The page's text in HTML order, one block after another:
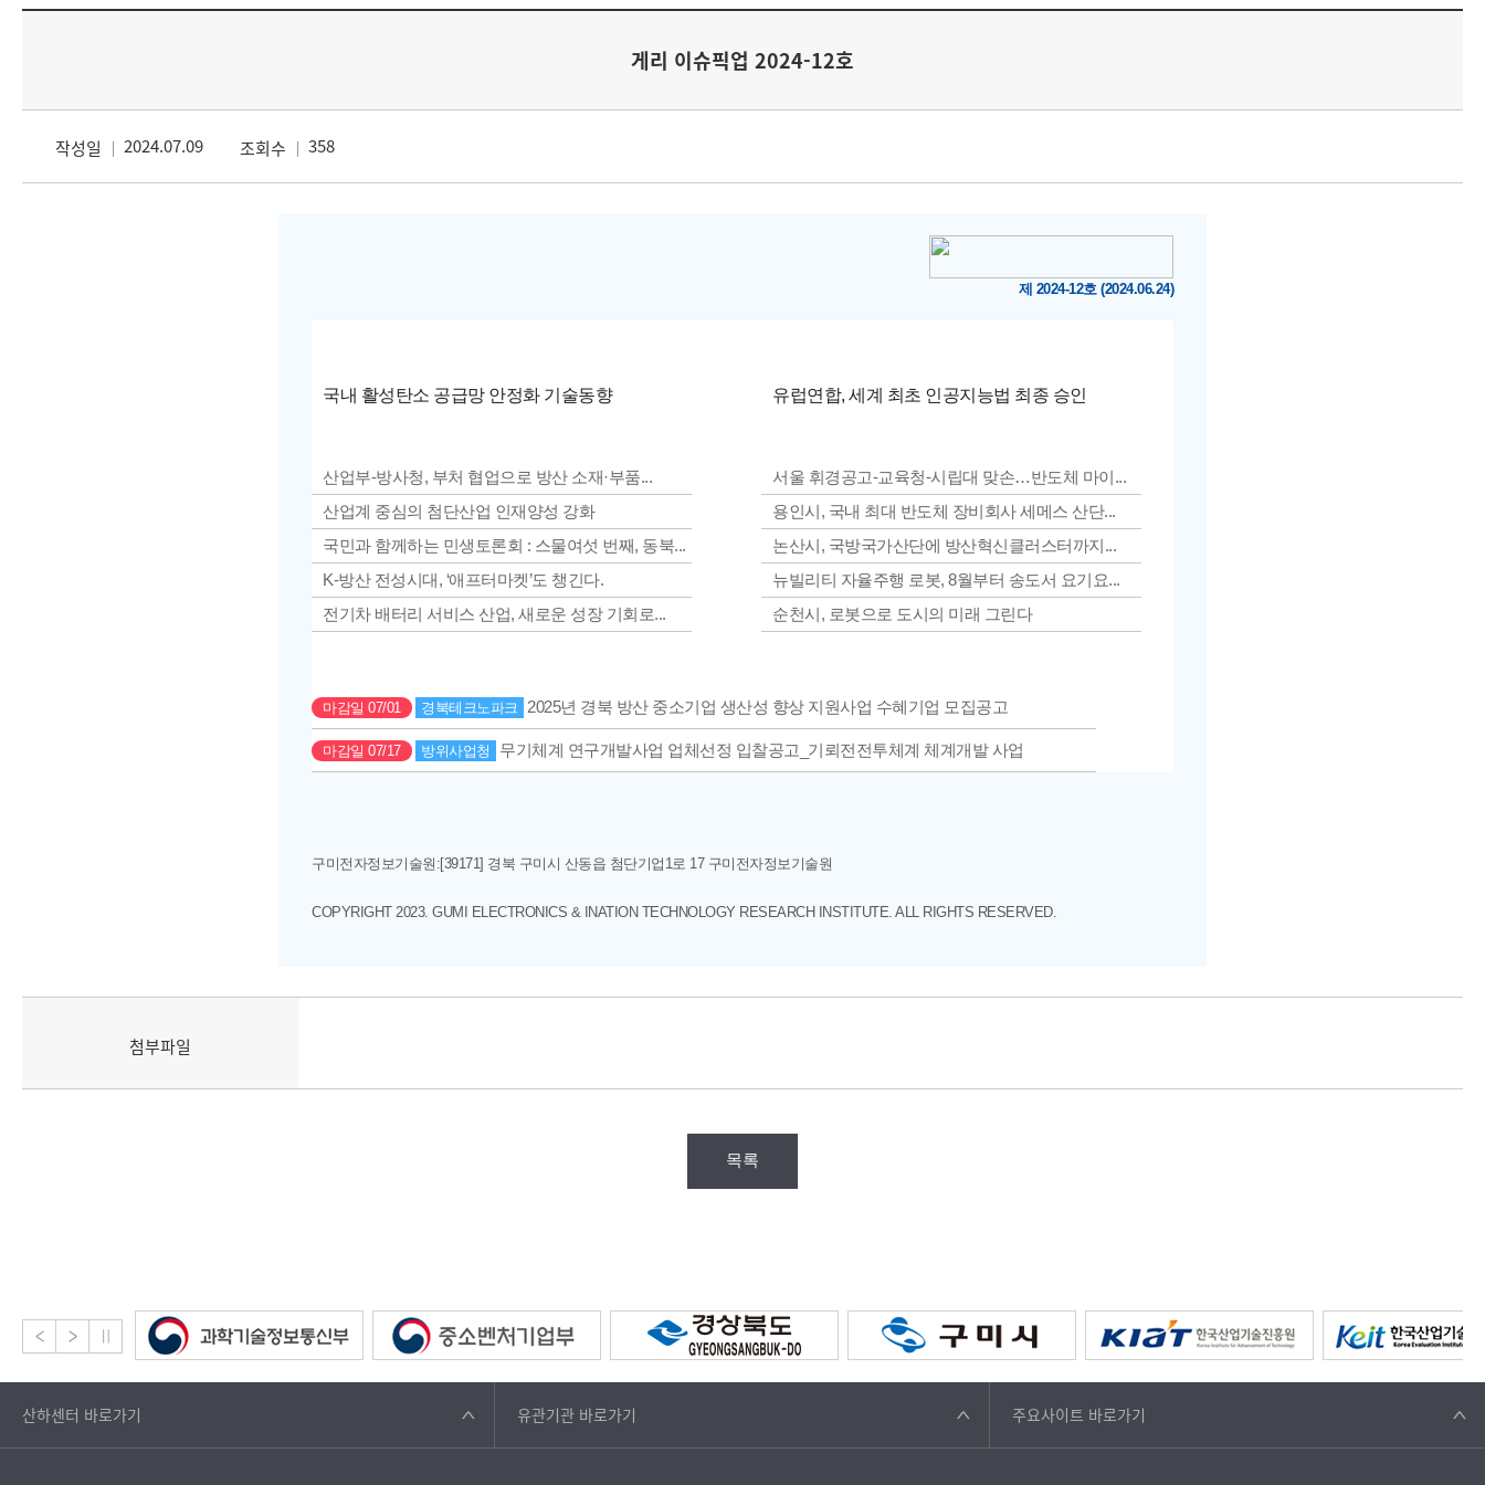
게리 이슈픽업 2024-12호
작성일 2024.07.09 조회수 358
제 2024-12호 (2024.06.24)
국내 활성탄소 공급망 안정화 기술동향 유럽연합, 세계 최초 인공지능법 최종 승인
산업부-방사청, 부처 협업으로 방산 소재·부품...
산업계 중심의 첨단산업 인재양성 강화
국민과 함께하는 민생토론회 : 스물여섯 번째, 동북...
K-방산 전성시대, ‘애프터마켓’도 챙긴다.
전기차 배터리 서비스 산업, 새로운 성장 기회로...
서울 휘경공고-교육청-시립대 맞손…반도체 마이...
용인시, 국내 최대 반도체 장비회사 세메스 산단...
논산시, 국방국가산단에 방산혁신클러스터까지...
뉴빌리티 자율주행 로봇, 8월부터 송도서 요기요...
순천시, 로봇으로 도시의 미래 그린다
마감일 07/01 경북테크노파크 2025년 경북 방산 중소기업 생산성 향상 지원사업 수혜기업 모집공고
마감일 07/17 방위사업청 무기체계 연구개발사업 업체선정 입찰공고_기뢰전전투체계 체계개발 사업
구미전자정보기술원:[39171] 경북 구미시 산동읍 첨단기업1로 17 구미전자정보기술원
COPYRIGHT 2023. GUMI ELECTRONICS & INATION TECHNOLOGY RESEARCH INSTITUTE. ALL RIGHTS RESERVED.
첨부파일
목록
산하센터 바로가기 유관기관 바로가기 주요사이트 바로가기